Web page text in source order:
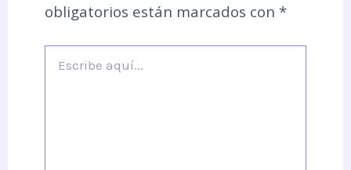
obligatorios están marcados con *
aquí...